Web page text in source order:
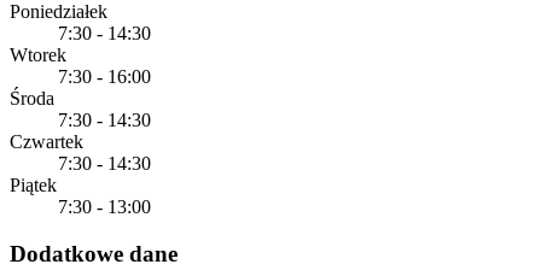
Poniedziałek
7:30 - 14:30
Wtorek
7:30 - 16:00
Środa
7:30 - 14:30
Czwartek
7:30 - 14:30
Piątek
7:30 - 13:00
Dodatkowe dane